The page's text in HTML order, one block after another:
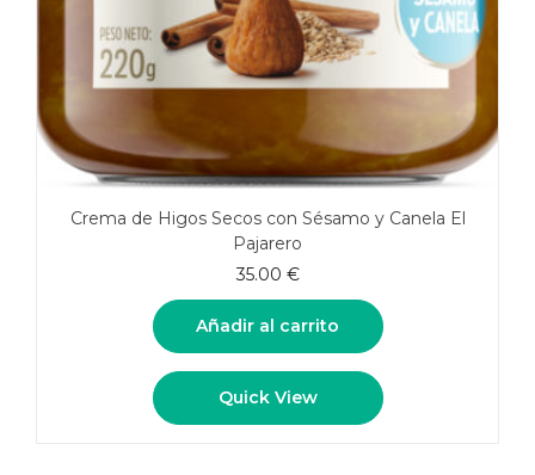
Crema de Higos Secos con Sésamo y Canela El
Pajarero
35.00 €
Añadir al carrito
Quick View